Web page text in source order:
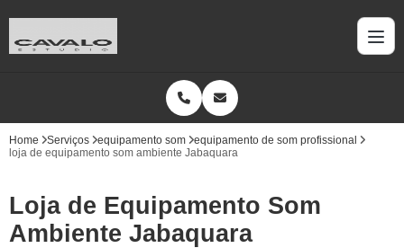
Home Serviços equipamento som
equipamento de som profissional
loja de equipamento som ambiente Jabaquara
Loja de Equipamento Som
Ambiente Jabaquara